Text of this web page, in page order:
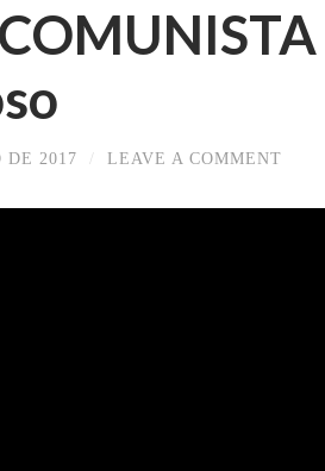
DE 2017 LEAVE A COMMENT